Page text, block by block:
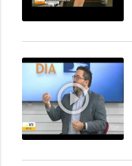
play_circle_outline